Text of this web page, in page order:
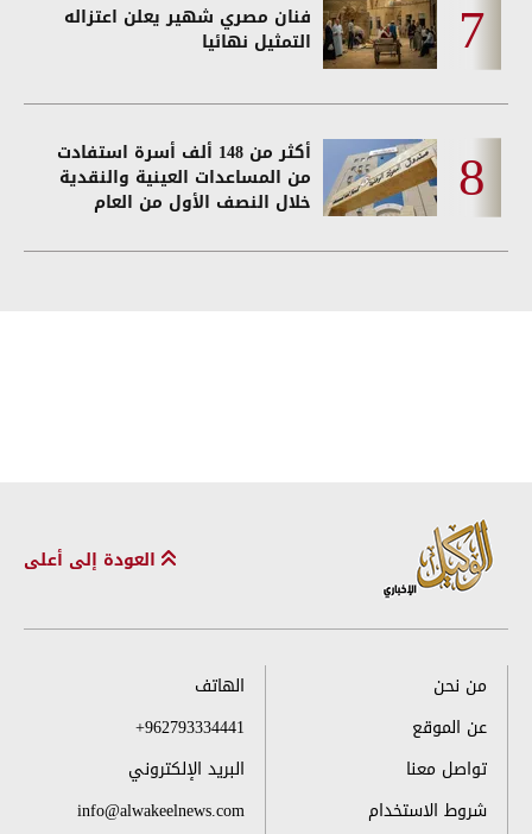
فنان مصري شهير يعلن اعتزاله
التمثيل نهائيا
أكثر من 148 ألف أسرة استفادت
من المساعدات العينية والنقدية
خلال النصف الأول من العام
العودة إلى أعلى
من نحن
عن الموقع
تواصل معنا
شروط الاستخدام
الهاتف
+962793334441
البريد الإلكتروني
info@alwakeelnews.com